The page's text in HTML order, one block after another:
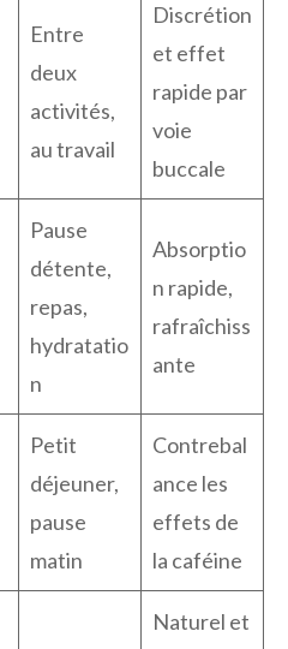
Entre
deux
activités,
au travail
Discrétion
et effet
rapide par
voie
buccale
Pause
détente,
repas,
hydratatio
n
Absorptio
n rapide,
rafraîchiss
ante
Petit
déjeuner,
pause
matin
Contrebal
ance les
effets de
la caféine
Naturel et